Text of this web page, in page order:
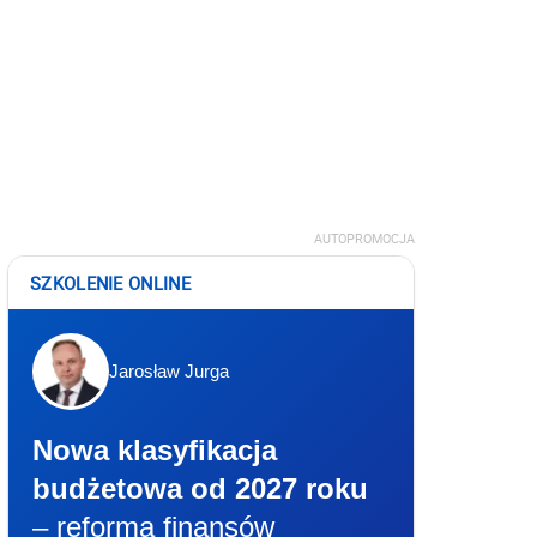
AUTOPROMOCJA
SZKOLENIE ONLINE
Jarosław Jurga
Nowa klasyfikacja
budżetowa od 2027 roku
– reforma finansów